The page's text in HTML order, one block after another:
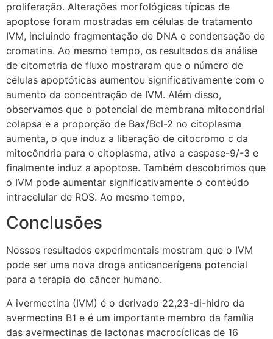
proliferação. Alterações morfológicas típicas de
apoptose foram mostradas em células de tratamento
IVM, incluindo fragmentação de DNA e condensação de
cromatina. Ao mesmo tempo, os resultados da análise
de citometria de fluxo mostraram que o número de
células apoptóticas aumentou significativamente com o
aumento da concentração de IVM. Além disso,
observamos que o potencial de membrana mitocondrial
colapsa e a proporção de Bax/Bcl-2 no citoplasma
aumenta, o que induz a liberação de citocromo c da
mitocôndria para o citoplasma, ativa a caspase-9/-3 e
finalmente induz a apoptose. Também descobrimos que
o IVM pode aumentar significativamente o conteúdo
intracelular de ROS. Ao mesmo tempo,
Conclusões
Nossos resultados experimentais mostram que o IVM
pode ser uma nova droga anticancerígena potencial
para a terapia do câncer humano.
A ivermectina (IVM) é o derivado 22,23-di-hidro da
avermectina B1 e é um importante membro da família
das avermectinas de lactonas macrocíclicas de 16